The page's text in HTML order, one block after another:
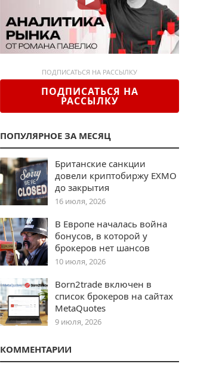
ПОДПИСАТЬСЯ НА РАССЫЛКУ
ПОДПИСАТЬСЯ НА
РАССЫЛКУ
ПОПУЛЯРНОЕ ЗА МЕСЯЦ
Британские санкции
довели криптобиржу EXMO
до закрытия
16 июля, 2026
В Европе началась война
бонусов, в которой у
брокеров нет шансов
10 июля, 2026
Born2trade включен в
список брокеров на сайтах
MetaQuotes
9 июля, 2026
КОММЕНТАРИИ